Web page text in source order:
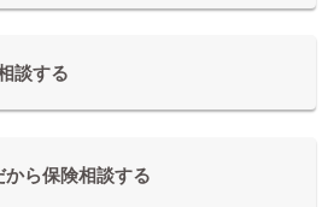
談する
から保険相談する